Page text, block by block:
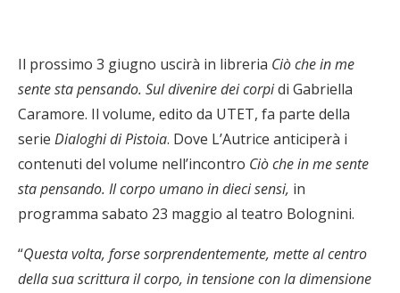
Il prossimo 3 giugno uscirà in libreria Ciò che in me
sente sta pensando. Sul divenire dei corpidi Gabriella
Caramore. Il volume, edito da UTET, fa parte della
serie Dialoghi di Pistoia. Dove L’Autrice anticiperà i
contenuti del volume nell’incontro Ciò che in me sente
sta pensando. Il corpo umano in dieci sensi, in
programma sabato 23 maggio al teatro Bolognini.
“Questa volta, forse sorprendentemente, mette al centro
della sua scrittura il corpo, in tensione con la dimensione